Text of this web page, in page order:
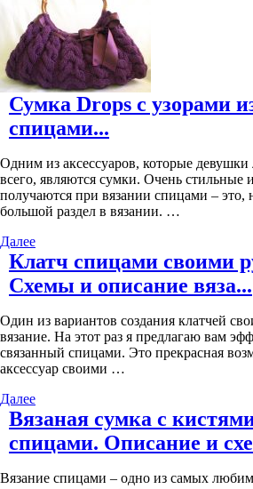
Сумка Drops с узорами
спицами...
Одним из аксессуаров, которые
всего, являются сумки. Очень стильные
получаются при вязании спицами – это,
большой раздел в вязании. …
Далее
Клатч спицами своими
Схемы и описание вяза...
Один из вариантов создания клатчей
вязание. На этот раз я предлагаю вам
связанный спицами. Это прекрасная
аксессуар своими …
Далее
Вязаная сумка с
спицами. Описание и
Вязание спицами – одно из самых